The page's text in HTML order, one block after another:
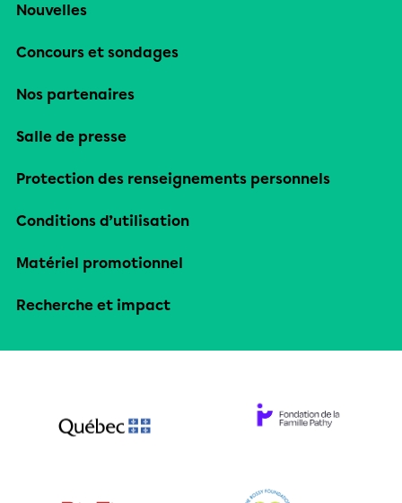
Nouvelles
Concours et sondages
Nos partenaires
Salle de presse
Protection des renseignements personnels
Conditions d’utilisation
Matériel promotionnel
Recherche et impact